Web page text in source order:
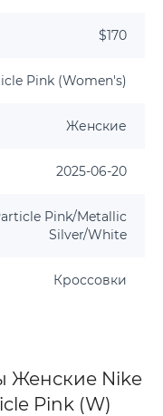
$170
Pink (Women's)
Женские
2025-06-20
Pink/Metallic
Silver/White
Кроссовки
Женские Nike
Pink (W)